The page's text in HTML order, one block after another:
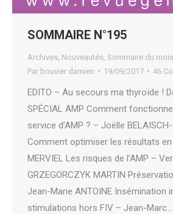
SOMMAIRE N°195
Archives Nouveautés Sommaire du mois
Par bouvier damien 19/09/2017 46
EDITO – Au secours ma thyroïde !
SPÉCIAL AMP Comment
service d’AMP ? – Joëlle
Comment optimiser les résultats en
MERVIEL Les risques de l’AMP –
GRZEGORCZYK MARTIN
Jean-Marie ANTOINE Insémination
stimulations hors FIV – Jean-Marc…